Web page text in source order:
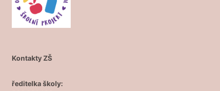
Kontakty ZŠ
ředitelka školy: